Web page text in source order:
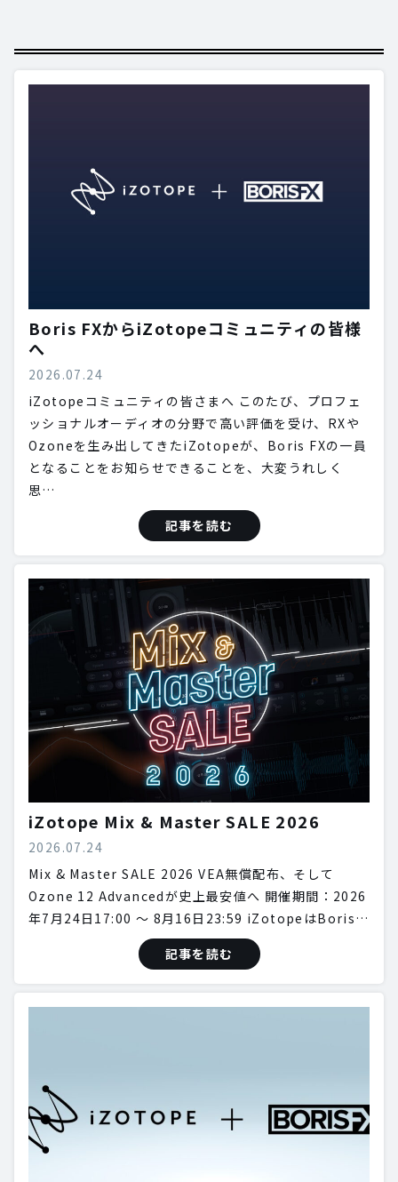
Boris FXからiZotopeコミュニティの皆様
へ
2026.07.24
iZotopeコミュニティの皆さまへ このたび、プロフェ
ッショナルオーディオの分野で高い評価を受け、RXや
Ozoneを生み出してきたiZotopeが、Boris FXの一員
となることをお知らせできることを、大変うれしく
思…
記事を読む
iZotope Mix & Master SALE 2026
2026.07.24
Mix & Master SALE 2026 VEA無償配布、そして
Ozone 12 Advancedが史上最安値へ 開催期間：2026
年7月24日17:00 〜 8月16日23:59 iZotopeはBoris…
記事を読む